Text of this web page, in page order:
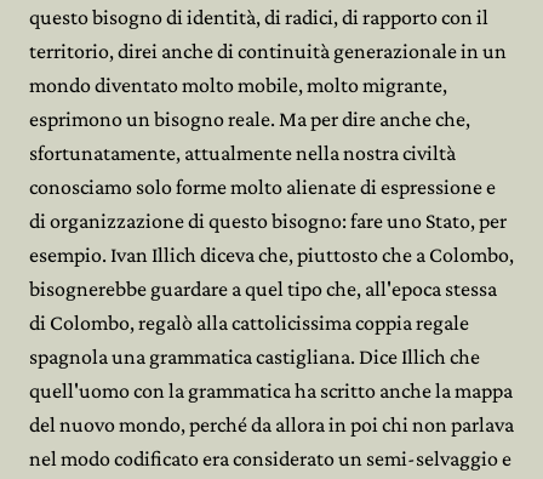
questo bisogno di identità, di radici, di rapporto con il
territorio, direi anche di continuità generazionale in un
mondo diventato molto mobile, molto migrante,
esprimono un bisogno reale. Ma per dire anche che,
sfortunatamente, attualmente nella nostra civiltà
conosciamo solo forme molto alienate di espressione e
di organizzazione di questo bisogno: fare uno Stato, per
esempio. Ivan Illich diceva che, piuttosto che a Colombo,
bisognerebbe guardare a quel tipo che, all'epoca stessa
di Colombo, regalò alla cattolicissima coppia regale
spagnola una grammatica castigliana. Dice Illich che
quell'uomo con la grammatica ha scritto anche la mappa
del nuovo mondo, perché da allora in poi chi non parlava
nel modo codificato era considerato un semi-selvaggio e